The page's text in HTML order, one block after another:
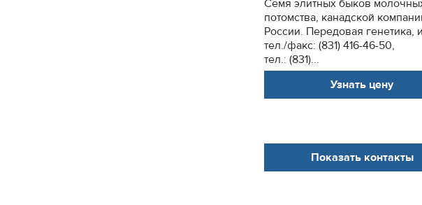
Семя элитных быков
потомства, канадской
России. Передовая генетика,
тел./факс: (831) 416-46-50,
тел.: (831)...
Узнать цену
Показать контакты